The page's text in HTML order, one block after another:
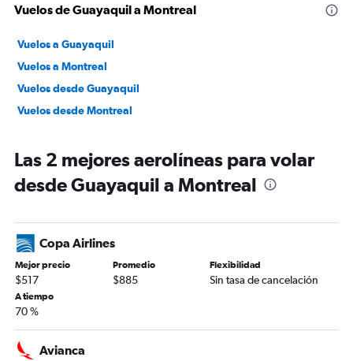
Vuelos de Guayaquil a Montreal
Vuelos a Guayaquil
Vuelos a Montreal
Vuelos desde Guayaquil
Vuelos desde Montreal
Las 2 mejores aerolíneas para volar
desde Guayaquil a Montreal
Copa Airlines
Mejor precio
$517
Promedio
$885
Flexibilidad
Sin tasa de cancelación
A tiempo
70 %
Avianca